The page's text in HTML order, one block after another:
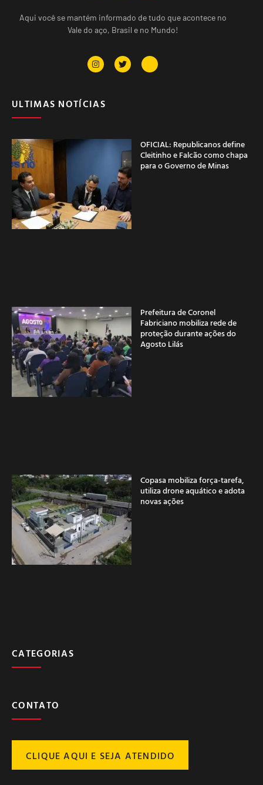
Aqui você se mantém informado de tudo que acontece no
Vale do aço, Brasil e no Mundo!
ULTIMAS NOTÍCIAS
OFICIAL: Republicanos define
Cleitinho e Falcão como chapa
para o Governo de Minas
Prefeitura de Coronel
Fabriciano mobiliza rede de
proteção durante ações do
Agosto Lilás
Copasa mobiliza força-tarefa,
utiliza drone aquático e adota
novas ações
CATEGORIAS
CONTATO
CLIQUE AQUI E SEJA ATENDIDO